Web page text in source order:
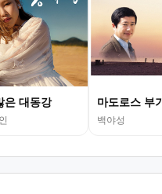
은 대동강 마도로스 부기
백야성